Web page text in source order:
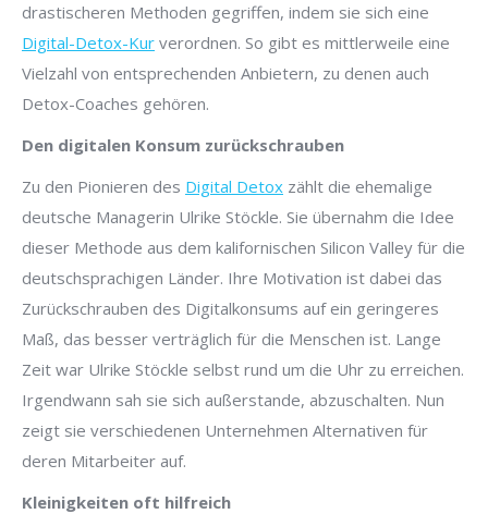
drastischeren Methoden gegriffen, indem sie sich eine
Digital-Detox-Kur verordnen. So gibt es mittlerweile eine
Vielzahl von entsprechenden Anbietern, zu denen auch
Detox-Coaches gehören.
Den digitalen Konsum zurückschrauben
Zu den Pionieren des Digital Detox zählt die ehemalige
deutsche Managerin Ulrike Stöckle. Sie übernahm die Idee
dieser Methode aus dem kalifornischen Silicon Valley für die
deutschsprachigen Länder. Ihre Motivation ist dabei das
Zurückschrauben des Digitalkonsums auf ein geringeres
Maß, das besser verträglich für die Menschen ist. Lange
Zeit war Ulrike Stöckle selbst rund um die Uhr zu erreichen.
Irgendwann sah sie sich außerstande, abzuschalten. Nun
zeigt sie verschiedenen Unternehmen Alternativen für
deren Mitarbeiter auf.
Kleinigkeiten oft hilfreich